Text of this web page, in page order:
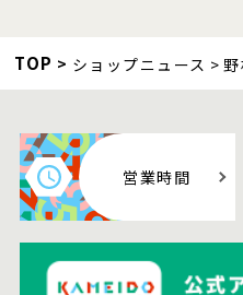
TOP ショップニュース
営業時間